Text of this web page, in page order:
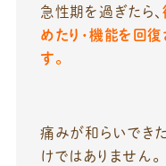
急性期を過ぎたら、
めたり・機能を回
す。
痛みが和らいでき
けではありません。